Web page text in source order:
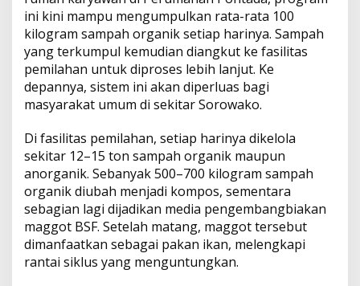
ini kini mampu mengumpulkan rata-rata 100
kilogram sampah organik setiap harinya. Sampah
yang terkumpul kemudian diangkut ke fasilitas
pemilahan untuk diproses lebih lanjut. Ke
depannya, sistem ini akan diperluas bagi
masyarakat umum di sekitar Sorowako.
Di fasilitas pemilahan, setiap harinya dikelola
sekitar 12–15 ton sampah organik maupun
anorganik. Sebanyak 500–700 kilogram sampah
organik diubah menjadi kompos, sementara
sebagian lagi dijadikan media pengembangbiakan
maggot BSF. Setelah matang, maggot tersebut
dimanfaatkan sebagai pakan ikan, melengkapi
rantai siklus yang menguntungkan.